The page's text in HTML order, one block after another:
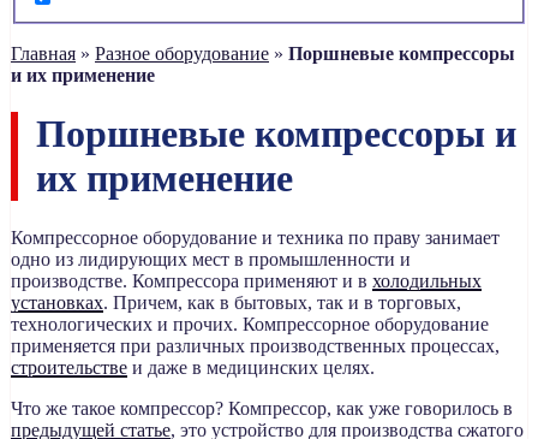
Главная » Разное оборудование » Поршневые компрессоры
и их применение
Поршневые компрессоры и
их применение
Компрессорное оборудование и техника по праву занимает
одно из лидирующих мест в промышленности и
производстве. Компрессора применяют и в холодильных
установках. Причем, как в бытовых, так и в торговых,
технологических и прочих. Компрессорное оборудование
применяется при различных производственных процессах,
строительстве и даже в медицинских целях.
Что же такое компрессор? Компрессор, как уже говорилось в
предыдущей статье, это устройство для производства сжатого